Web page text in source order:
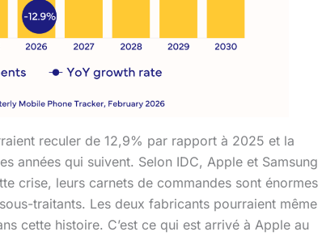
reculer de 12,9% par rapport à 2025 et la
années qui suivent. Selon IDC, Apple et Samsung
crise, leurs carnets de commandes sont énormes
traitants. Les deux fabricants pourraient même
cette histoire. C’est ce qui est arrivé à Apple au